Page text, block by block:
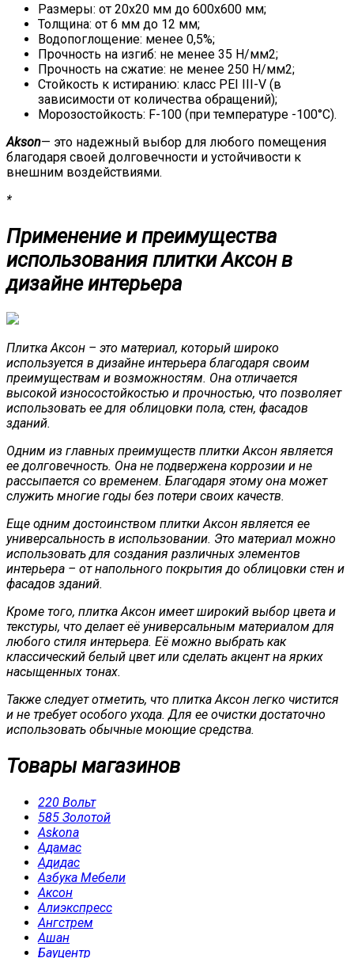
Размеры: от 20х20 мм до 600х600 мм;
Толщина: от 6 мм до 12 мм;
Водопоглощение: менее 0,5%;
Прочность на изгиб: не менее 35 Н/мм2;
Прочность на сжатие: не менее 250 Н/мм2;
Стойкость к истиранию: класс PEI III-V (в
зависимости от количества обращений);
Морозостойкость: F-100 (при температуре -100°С).
Akson— это надежный выбор для любого помещения
благодаря своей долговечности и устойчивости к
внешним воздействиями.
*
Применение и преимущества
использования плитки Аксон в
дизайне интерьера
Плитка Аксон – это материал, который широко
используется в дизайне интерьера благодаря своим
преимуществам и возможностям. Она отличается
высокой износостойкостью и прочностью, что позволяет
использовать ее для облицовки пола, стен, фасадов
зданий.
Одним из главных преимуществ плитки Аксон является
ее долговечность. Она не подвержена коррозии и не
рассыпается со временем. Благодаря этому она может
служить многие годы без потери своих качеств.
Еще одним достоинством плитки Аксон является ее
универсальность в использовании. Это материал можно
использовать для создания различных элементов
интерьера – от напольного покрытия до облицовки стен и
фасадов зданий.
Кроме того, плитка Аксон имеет широкий выбор цвета и
текстуры, что делает её универсальным материалом для
любого стиля интерьера. Её можно выбрать как
классический белый цвет или сделать акцент на ярких
насыщенных тонах.
Также следует отметить, что плитка Аксон легко чистится
и не требует особого ухода. Для ее очистки достаточно
использовать обычные моющие средства.
Товары магазинов
220 Вольт
585 Золотой
Askona
Адамас
Адидас
Азбука Мебели
Аксон
Алиэкспресс
Ангстрем
Ашан
Бауцентр